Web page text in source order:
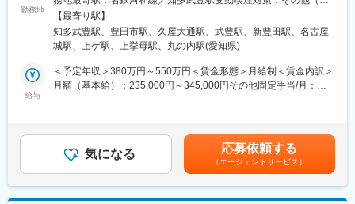
＜現在取り組んでいる開発について＞
◎愛知・武豊工場
・小型衛星打上げ用のイプシロンロケットの開発など
◎種子島事業所（種子島宇宙センター内）
・世界最大級のミキサーにより、大型衛星打上げ用のH-IIA、H-IIB
◆当事業部・取り扱い製品：
産業用爆薬、防衛用火工品、ロケット用固体推進薬、民生品 な
ております。2023年度は、防衛関連製品の需要の高まりから事業
工期の設定・管理）・品質管理（発注者要求水準の確認管理）・
原価管理（出来高管理、予算管理）
■業務内容詳細：担当する業務は、土木工事における施工管理業務
全般です。具体的には、安全管理、工程管理、品質管理、原価管
理を行っていただきます。作業所内の安全や衛生環境を管理し、
工程や工期の設定・管理、発注者要求水準の確認管理、出来高管
理や予算管理を担当します。これらの業務を通じて、プロジェク
■キャリアパス：基礎研修を受け、現場での実務を通じて経験を積
みます。→独り立ち頂き施工管理業務に従事→複数のプロジェク
トを管理→建設現場全体のマネジメントを行います。
勤務地
煙可能場所あり）＜勤務地詳細2＞豊田支店住所：愛知県豊田市桜
町2丁目54番地 勤務地最寄駅：名鉄線／豊田市駅受動喫煙対策：
屋内全面禁煙＜勤務地詳細3＞名古屋支店住所：愛知県名古屋市中
動喫煙対策：屋内全面禁煙変更の範囲：会社の定める事業所
【最寄り駅】
知多武豊駅、豊田市駅、久屋大通駅、武豊駅、新豊田駅、名古屋
城駅、上ゲ駅、上挙母駅、丸の内駅(愛知県)
給与
＜予定年収＞380万円～550万円＜賃金形態＞月給制＜賃金内訳＞
月額（基本給）：235,000円～345,000円その他固定手当/月：
あくまでも目安の金額であり、選考を通じて上下する可能性があ
ります。月給(月額)は固定手当を含めた表記です。
気になる 応募依頼する
（エージェントサービス）